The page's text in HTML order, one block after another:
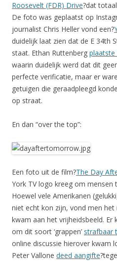
Roosevelt (FDR) Drive?dat
De foto was geplaatst op
journalist Chris Heller vond een?
duidelijk laat zien dat de E 34th
staat. Ethan Ruttenberg plaatste
waarin duidelijk werd dat dit
perfecte verificatie, maar er
getuigen die geraadpleegd
op straat.
En dan “over the top”:
Een foto uit de film?The Day
York TV logo kreeg om mensen
Hoewel vele Amerikanen
niet echt kon zijn, vond men
kwam aan het vrijheidsbeeld.
om dit soort ‘grappen’ strafbaar
online discussie hierover kwam
Peter Vallone deed aangifte